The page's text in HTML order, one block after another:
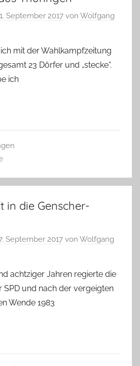
September 2017 von Wolfgang
mit der Wahlkampfzeitung
23 Dörfer und „stecke“.
ich
in die Genscher-
September 2017 von Wolfgang
achtziger Jahren regierte die
SPD und nach der vergeigten
Wende 1983